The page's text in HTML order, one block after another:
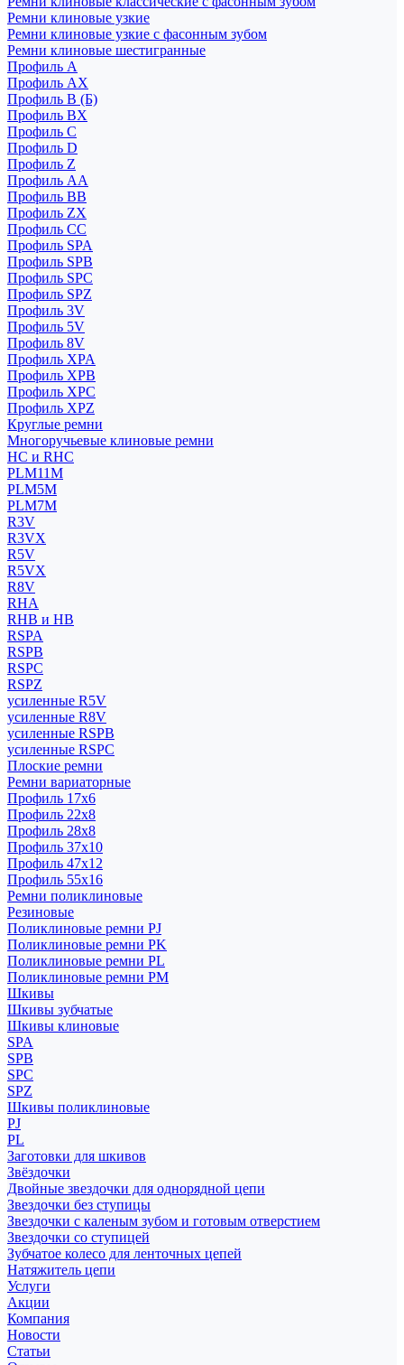
Ремни клиновые узкие
Ремни клиновые узкие с фасонным зубом
Ремни клиновые шестигранные
Профиль A
Профиль AX
Профиль B (Б)
Профиль BX
Профиль C
Профиль D
Профиль Z
Профиль АА
Профиль BB
Профиль ZX
Профиль CC
Профиль SPA
Профиль SPB
Профиль SPC
Профиль SPZ
Профиль 3V
Профиль 5V
Профиль 8V
Профиль XPA
Профиль XPB
Профиль XPC
Профиль XPZ
Круглые ремни
Многоручьевые клиновые ремни
HC и RHC
PLM11M
PLM5M
PLM7M
R3V
R3VX
R5V
R5VX
R8V
RHA
RHB и HB
RSPA
RSPB
RSPC
RSPZ
усиленные R5V
усиленные R8V
усиленные RSPB
усиленные RSPC
Плоские ремни
Ремни вариаторные
Профиль 17x6
Профиль 22x8
Профиль 28x8
Профиль 37x10
Профиль 47x12
Профиль 55x16
Ремни поликлиновые
Резиновые
Поликлиновые ремни PJ
Поликлиновые ремни PK
Поликлиновые ремни PL
Поликлиновые ремни PM
Шкивы
Шкивы зубчатые
Шкивы клиновые
SPA
SPB
SPC
SPZ
Шкивы поликлиновые
PJ
PL
Заготовки для шкивов
Звёздочки
Двойные звездочки для однорядной цепи
Звездочки без ступицы
Звездочки с каленым зубом и готовым отверстием
Звездочки со ступицей
Зубчатое колесо для ленточных цепей
Натяжитель цепи
Услуги
Акции
Компания
Новости
Статьи